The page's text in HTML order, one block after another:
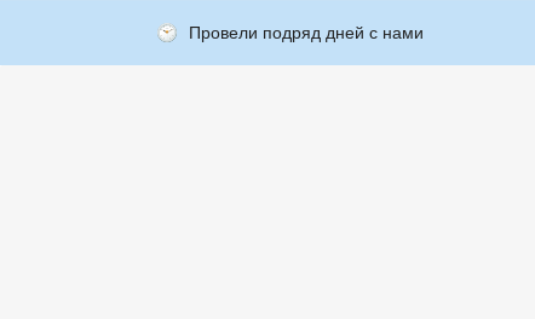
Провели подряд дней с нами